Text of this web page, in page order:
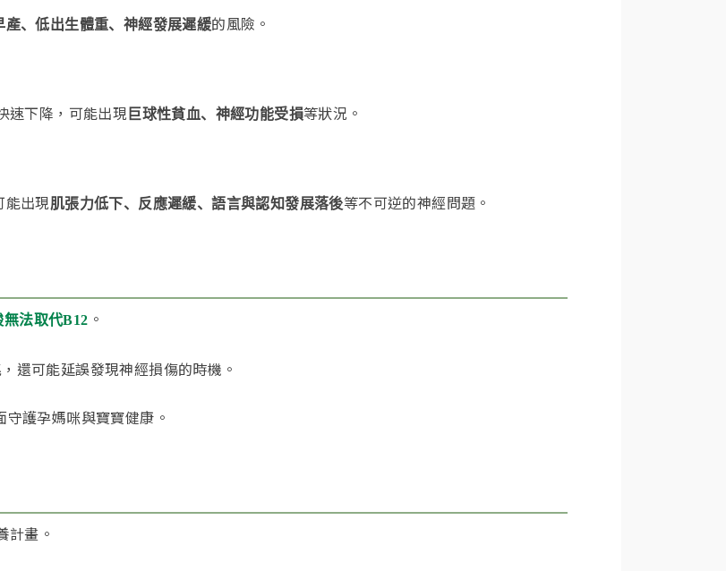
產、低出生體重、神經發展遲緩的風險。
速下降，可能出現 巨球性貧血、神經功能受損等狀況。
能出現肌張力低下、反應遲緩、語言與認知發展落後等不可逆的神經問題。
無法取代B12 。
還可能延誤發現神經損傷的時機。
守護孕媽咪與寶寶健康。
計畫。